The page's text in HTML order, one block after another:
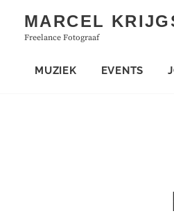
content
MARCEL
Freelance Fotograaf
MUZIEK EVENTS